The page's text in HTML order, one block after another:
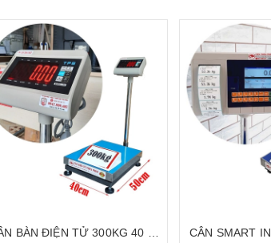
BÀN ĐIỆN TỬ 300KG 40 X
CÂN SMART